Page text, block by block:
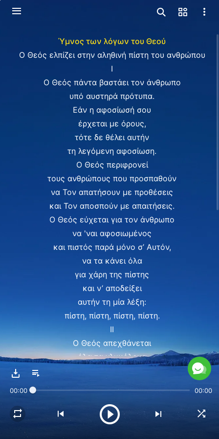
Ύμνος των λόγων του Θεού
Ο Θεός ελπίζει στην αληθινή πίστη του ανθρώπου
Ι
Ο Θεός πάντα βαστάει τον άνθρωπο
υπό αυστηρά πρότυπα.
Εάν η αφοσίωσή σου
έρχεται με όρους,
τότε δε θέλει αυτήν
τη λεγόμενη αφοσίωση.
Ο Θεός περιφρονεί
τους ανθρώπους που προσπαθούν
να Τον απατήσουν με προθέσεις
και Τον αποσπούν με απαιτήσεις.
Ο Θεός εύχεται για τον άνθρωπο
να 'ναι αφοσιωμένος
και πιστός παρά μόνο σ’ Αυτόν,
να τα κάνει όλα
για χάρη της πίστης
και ν’ αποδείξει
αυτήν τη μία λέξη:
πίστη, πίστη, πίστη, πίστη.
ΙΙ
Ο Θεός απεχθάνεται
όλα τα γλυκόλογα
με ειλικρίνεια,
θέλει να ενεργείς απέναντί Του
00:00 00:00